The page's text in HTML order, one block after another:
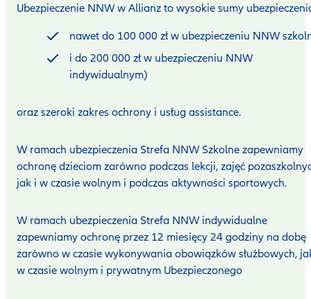
Ubezpieczenie NNW w Allianz to wysokie sumy
nawet do 100 000 zł w ubezpieczeniu NNW
i do 200 000 zł w ubezpieczeniu NNW
indywidualnym)
oraz szeroki zakres ochrony i usług assistance.
W ramach ubezpieczenia Strefa NNW Szkolne zapewniamy
ochronę dzieciom zarówno podczas lekcji, zajęć
jak i w czasie wolnym i podczas aktywności sportowych.
W ramach ubezpieczenia Strefa NNW indywidualne
zapewniamy ochronę przez 12 miesięcy 24 godziny na dobę
zarówno w czasie wykonywania obowiązków służbowych,
w czasie wolnym i prywatnym Ubezpieczonego